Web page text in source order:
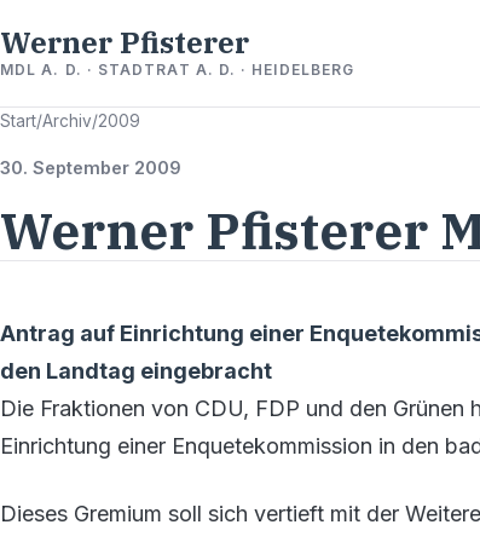
Werner Pfisterer
MDL A. D. · STADTRAT A. D. · HEIDELBERG
Start/Archiv/2009
30. September 2009
Werner Pfisterer
Antrag auf Einrichtung einer
den Landtag eingebracht
Die Fraktionen von CDU, FDP und den
Einrichtung einer Enquetekommission in den
Dieses Gremium soll sich vertieft mit der